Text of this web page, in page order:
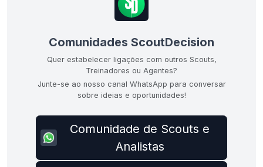
Comunidades ScoutDecision
Quer estabelecer ligações com outros Scouts,
Treinadores ou Agentes?
Junte-se ao nosso canal WhatsApp para conversar
sobre ideias e oportunidades!
Comunidade de Scouts e
Analistas